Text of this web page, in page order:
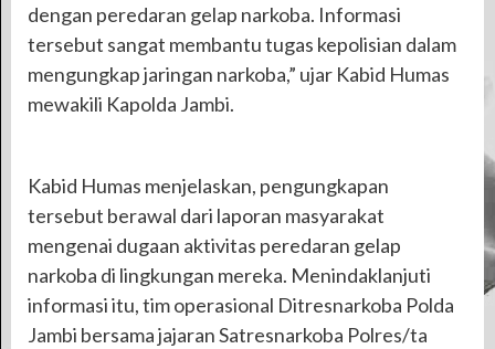
dengan peredaran gelap narkoba. Informasi
tersebut sangat membantu tugas kepolisian dalam
mengungkap jaringan narkoba,” ujar Kabid Humas
mewakili Kapolda Jambi.
Kabid Humas menjelaskan, pengungkapan
tersebut berawal dari laporan masyarakat
mengenai dugaan aktivitas peredaran gelap
narkoba di lingkungan mereka. Menindaklanjuti
informasi itu, tim operasional Ditresnarkoba Polda
Jambi bersama jajaran Satresnarkoba Polres/ta